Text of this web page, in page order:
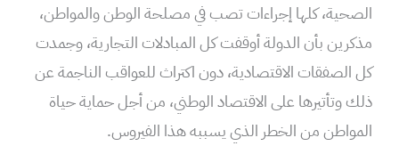
الصحية، كلها إجراءات تصب في مصلحة الوطن والمواطن،
مذكرين بأن الدولة أوقفت كل المبادلات التجارية، وجمدت
كل الصفقات الاقتصادية، دون اكتراث للعواقب الناجمة عن
ذلك وتأتيرها على الاقتصاد الوطني، من أجل حماية حياة
المواطن من الخطر الذي يسببه هذا الفيروس.